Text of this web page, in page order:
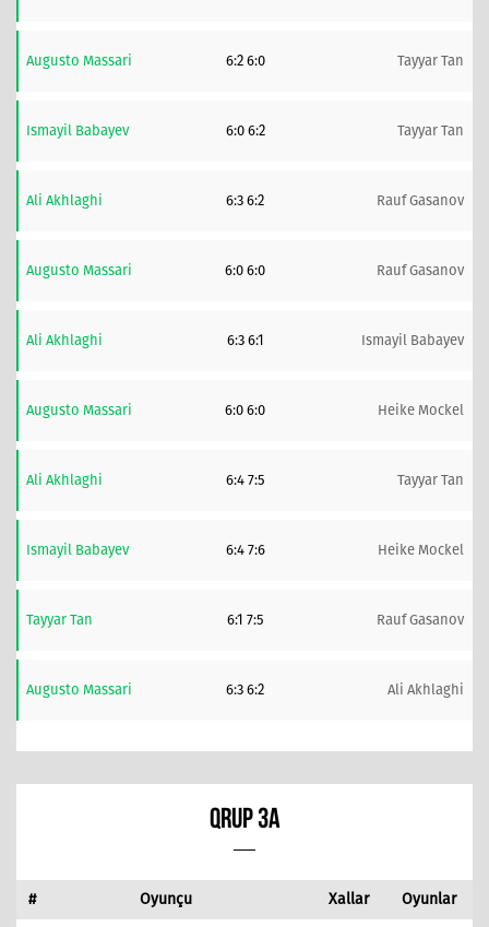
Augusto Massari 6:2 6:0 Tayyar Tan
Ismayil Babayev 6:0 6:2 Tayyar Tan
Ali Akhlaghi 6:3 6:2 Rauf Gasanov
Augusto Massari 6:0 6:0 Rauf Gasanov
Ali Akhlaghi 6:3 6:1 Ismayil Babayev
Augusto Massari 6:0 6:0 Heike Mockel
Ali Akhlaghi 6:4 7:5 Tayyar Tan
Ismayil Babayev 6:4 7:6 Heike Mockel
Tayyar Tan 6:1 7:5 Rauf Gasanov
Augusto Massari 6:3 6:2 Ali Akhlaghi
QRUP 3A
# Oyunçu Xallar Oyunlar